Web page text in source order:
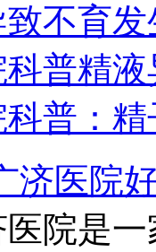
不育发
普精
普：
济医院
是一